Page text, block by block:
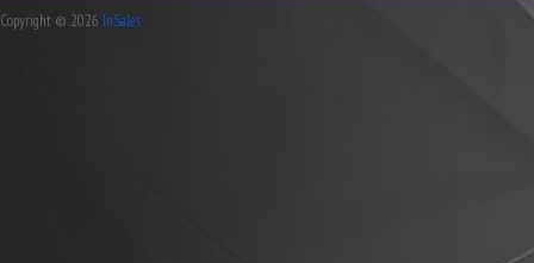
Copyright © 2026 InSales